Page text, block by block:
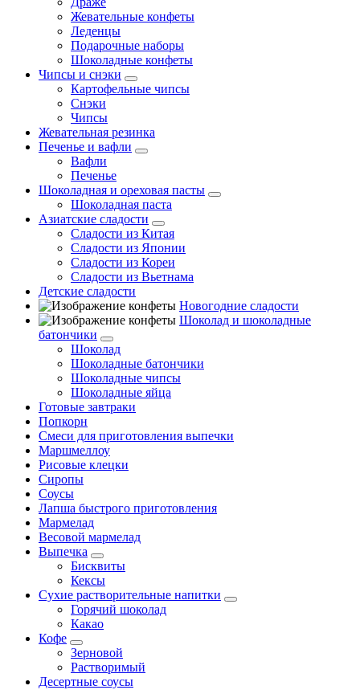
Жевательные конфеты
Леденцы
Подарочные наборы
Шоколадные конфеты
Чипсы и снэки
Картофельные чипсы
Снэки
Чипсы
Жевательная резинка
Печенье и вафли
Вафли
Печенье
Шоколадная и ореховая пасты
Шоколадная паста
Азиатские сладости
Сладости из Китая
Сладости из Японии
Сладости из Кореи
Сладости из Вьетнама
Детские сладости
Новогодние сладости
Шоколад и шоколадные
батончики
Шоколад
Шоколадные батончики
Шоколадные чипсы
Шоколадные яйца
Готовые завтраки
Попкорн
Смеси для приготовления выпечки
Маршмеллоу
Рисовые клецки
Сиропы
Соусы
Лапша быстрого приготовления
Мармелад
Весовой мармелад
Выпечка
Бисквиты
Кексы
Сухие растворительные напитки
Горячий шоколад
Какао
Кофе
Зерновой
Растворимый
Десертные соусы